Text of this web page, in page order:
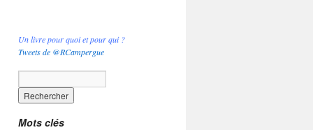
Un livre pour quoi et pour qui ?
Tweets de @RCampergue
Mots clés